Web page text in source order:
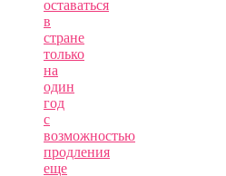
оставаться
в
стране
только
на
один
год
с
возможностью
продления
еще